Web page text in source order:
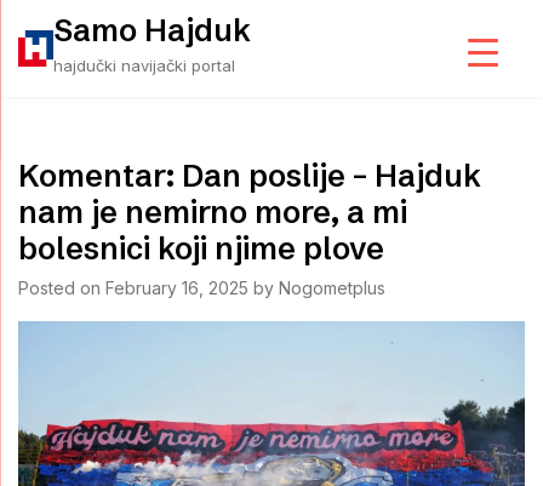
content
Samo Hajduk
hajdučki navijački portal
Komentar: Dan poslije – Hajduk
nam je nemirno more, a mi
bolesnici koji njime plove
Posted on February 16, 2025 by Nogometplus